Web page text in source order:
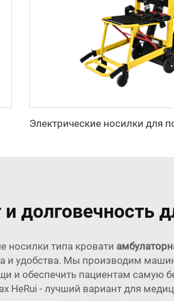
долговечность
носилки типа кровати
и удобства. Мы производим
и обеспечить пациентам самую
HeRui - лучший вариант для